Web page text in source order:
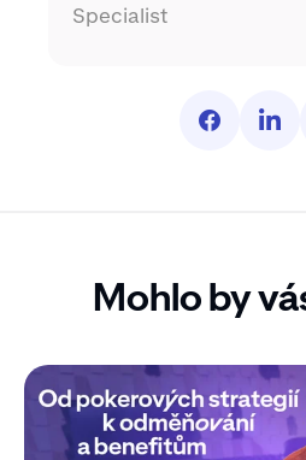
Specialist
Mohlo by